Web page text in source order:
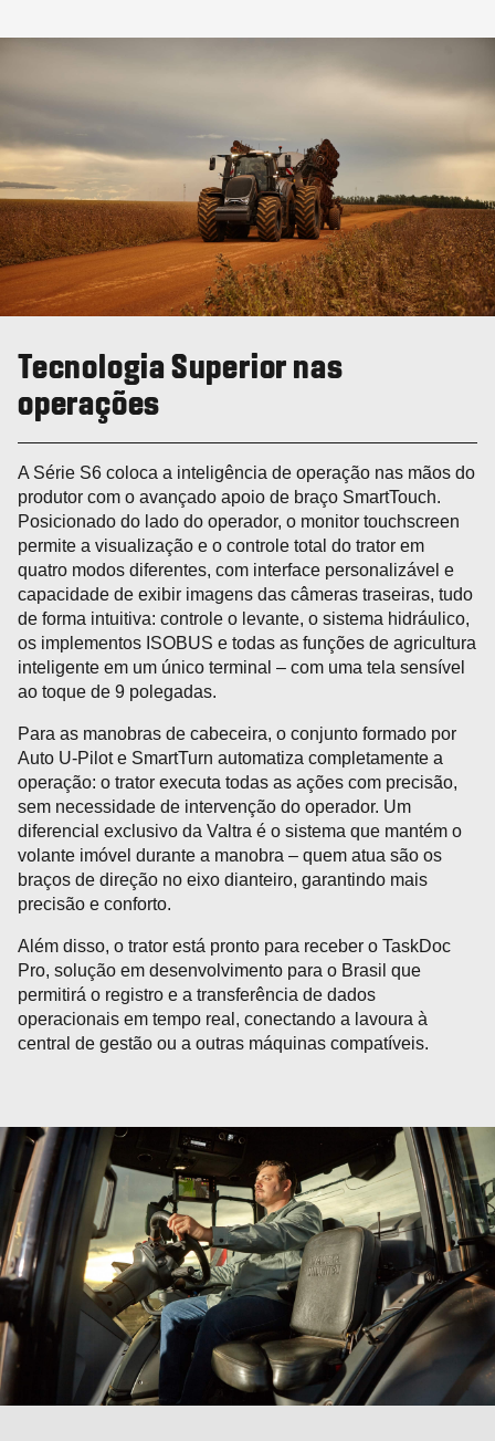
Tecnologia Superior nas
operações
A Série S6 coloca a inteligência de operação nas mãos do
produtor com o avançado apoio de braço SmartTouch.
Posicionado do lado do operador, o monitor touchscreen
permite a visualização e o controle total do trator em
quatro modos diferentes, com interface personalizável e
capacidade de exibir imagens das câmeras traseiras, tudo
de forma intuitiva: controle o levante, o sistema hidráulico,
os implementos ISOBUS e todas as funções de agricultura
inteligente em um único terminal – com uma tela sensível
ao toque de 9 polegadas.
Para as manobras de cabeceira, o conjunto formado por
Auto U-Pilot e SmartTurn automatiza completamente a
operação: o trator executa todas as ações com precisão,
sem necessidade de intervenção do operador. Um
diferencial exclusivo da Valtra é o sistema que mantém o
volante imóvel durante a manobra – quem atua são os
braços de direção no eixo dianteiro, garantindo mais
precisão e conforto.
Além disso, o trator está pronto para receber o TaskDoc
Pro, solução em desenvolvimento para o Brasil que
permitirá o registro e a transferência de dados
operacionais em tempo real, conectando a lavoura à
central de gestão ou a outras máquinas compatíveis.